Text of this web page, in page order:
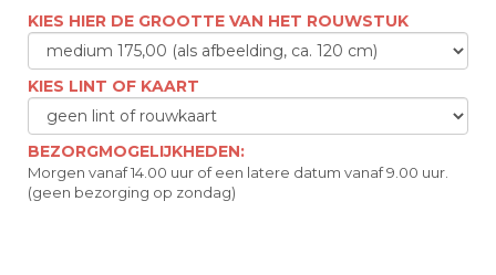
KIES HIER DE GROOTTE VAN HET ROUWSTUK
KIES LINT OF KAART
BEZORGMOGELIJKHEDEN:
Morgen vanaf 14.00 uur of een latere datum vanaf 9.00 uur.
(geen bezorging op zondag)